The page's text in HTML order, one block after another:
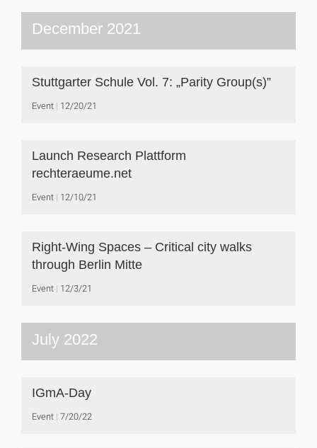
December 2021
Stuttgarter Schule Vol. 7: „Parity Group(s)”
Event 12/20/21
Launch Research Plattform
rechteraeume.net
Event 12/10/21
Right-Wing Spaces – Critical city walks
through Berlin Mitte
Event 12/3/21
July 2022
IGmA-Day
Event 7/20/22